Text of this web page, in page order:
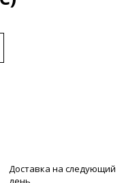
Доставка на следующий